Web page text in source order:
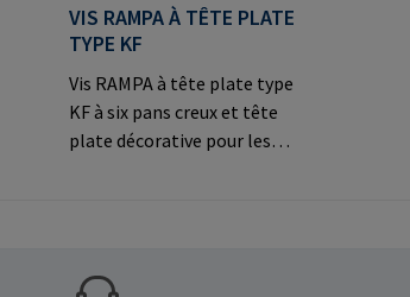
VIS RAMPA À TÊTE PLATE
TYPE KF
Vis RAMPA à tête plate type
KF à six pans creux et tête
plate décorative pour les
Büchen Germany E-Mail: